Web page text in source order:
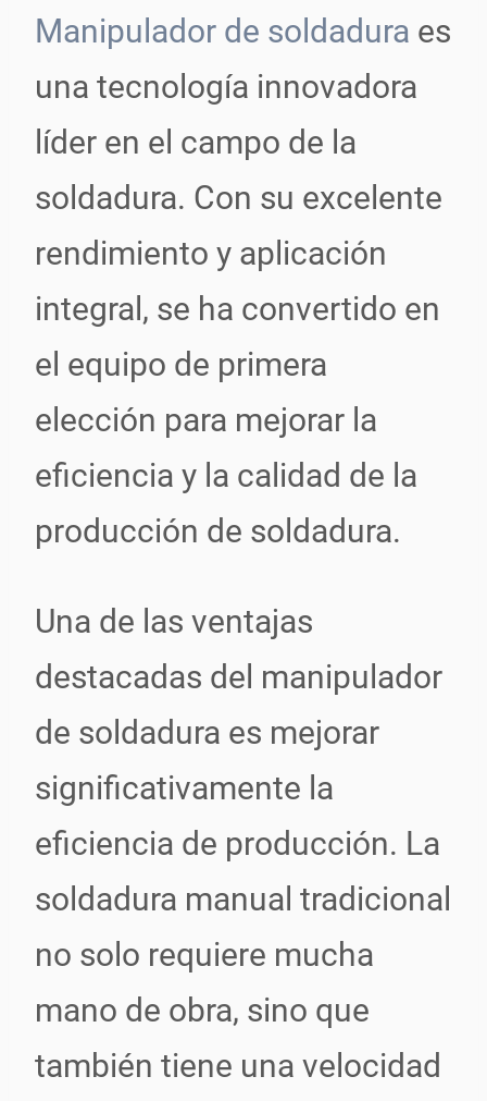
Manipulador de soldadura es
una tecnología innovadora
líder en el campo de la
soldadura. Con su excelente
rendimiento y aplicación
integral, se ha convertido en
el equipo de primera
elección para mejorar la
eficiencia y la calidad de la
producción de soldadura.
Una de las ventajas
destacadas del manipulador
de soldadura es mejorar
significativamente la
eficiencia de producción. La
soldadura manual tradicional
no solo requiere mucha
mano de obra, sino que
también tiene una velocidad